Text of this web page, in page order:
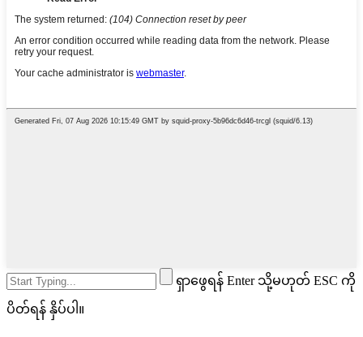
ရှာဖွေရန် Enter သို့မဟုတ် ESC ကို
ပိတ်ရန် နှိပ်ပါ။